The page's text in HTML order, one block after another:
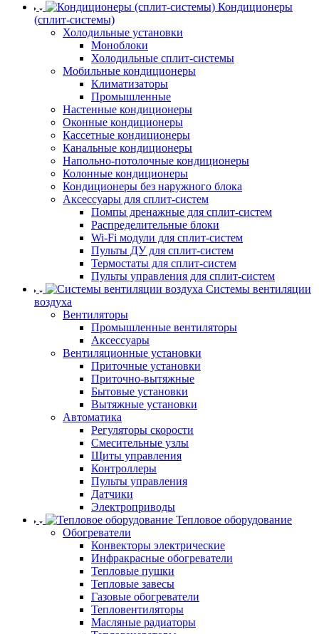
Кондиционеры
(сплит-системы)
Холодильные установки
Моноблоки
Холодильные сплит-системы
Мобильные кондиционеры
Климатизаторы
Промышленные
Настенные кондиционеры
Оконные кондиционеры
Кассетные кондиционеры
Канальные кондиционеры
Напольно-потолочные кондиционеры
Колонные кондиционеры
Кондиционеры без наружного блока
Аксессуары для сплит-систем
Помпы дренажные для сплит-систем
Распределительные блоки
Wi-Fi модули для сплит-систем
Пульты ДУ для сплит-систем
Термостаты для сплит-систем
Пульты управления для сплит-систем
Системы вентиляции
воздуха
Вентиляторы
Промышленные вентиляторы
Аксессуары
Вентиляционные установки
Приточные установки
Приточно-вытяжные
Бытовые установки
Вытяжные установки
Автоматика
Регуляторы скорости
Смесительные узлы
Щиты управления
Контроллеры
Пульты управления
Датчики
Электроприводы
Тепловое оборудование
Обогреватели
Конвекторы электрические
Инфракрасные обогреватели
Тепловые пушки
Тепловые завесы
Газовые обогреватели
Тепловентиляторы
Масляные радиаторы